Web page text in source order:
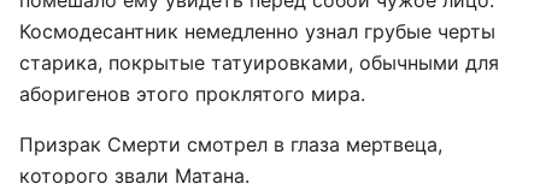
Космодесантник немедленно узнал грубые черты
старика, покрытые татуировками, обычными для
аборигенов этого проклятого мира.
Призрак Смерти смотрел в глаза мертвеца,
которого звали Матана.